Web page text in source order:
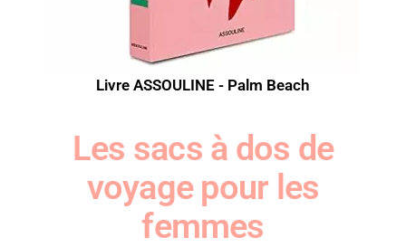
Livre ASSOULINE - Palm Beach
Les sacs à dos de
voyage pour les
femmes